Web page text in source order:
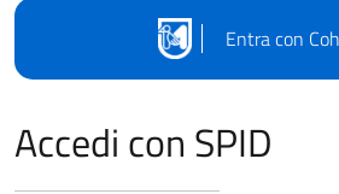
Entra con
Accedi con SPID